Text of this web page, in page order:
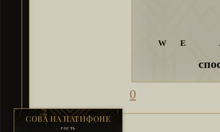
W E
0
СОВА НА ПАТИФОНЕ
гость